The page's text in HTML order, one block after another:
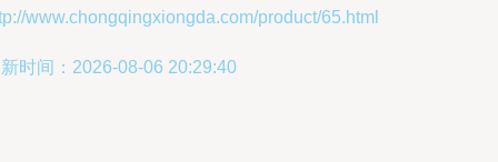
www.chongqingxiongda.com/product/65.html
时间：2026-08-06 20:29:40